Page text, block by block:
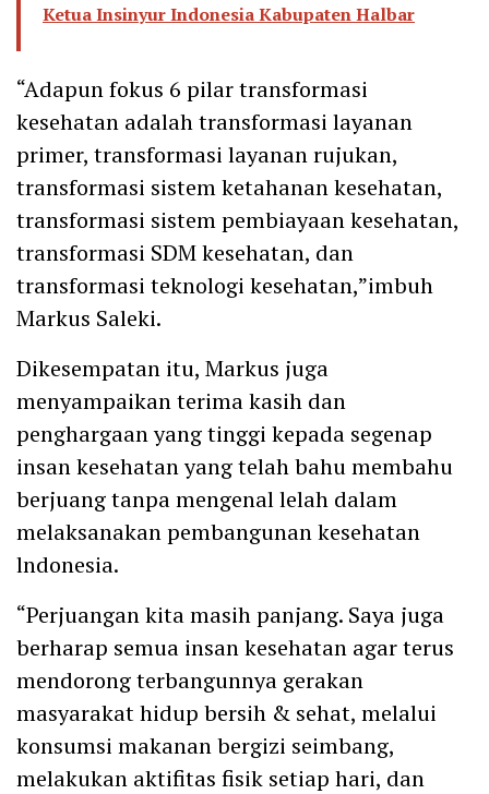
Ketua Insinyur Indonesia Kabupaten Halbar
“Adapun fokus 6 pilar transformasi
kesehatan adalah transformasi layanan
primer, transformasi layanan rujukan,
transformasi sistem ketahanan kesehatan,
transformasi sistem pembiayaan kesehatan,
transformasi SDM kesehatan, dan
transformasi teknologi kesehatan,”imbuh
Markus Saleki.
Dikesempatan itu, Markus juga
menyampaikan terima kasih dan
penghargaan yang tinggi kepada segenap
insan kesehatan yang telah bahu membahu
berjuang tanpa mengenal lelah dalam
melaksanakan pembangunan kesehatan
lndonesia.
“Perjuangan kita masih panjang. Saya juga
berharap semua insan kesehatan agar terus
mendorong terbangunnya gerakan
masyarakat hidup bersih & sehat, melalui
konsumsi makanan bergizi seimbang,
melakukan aktifitas fisik setiap hari, dan